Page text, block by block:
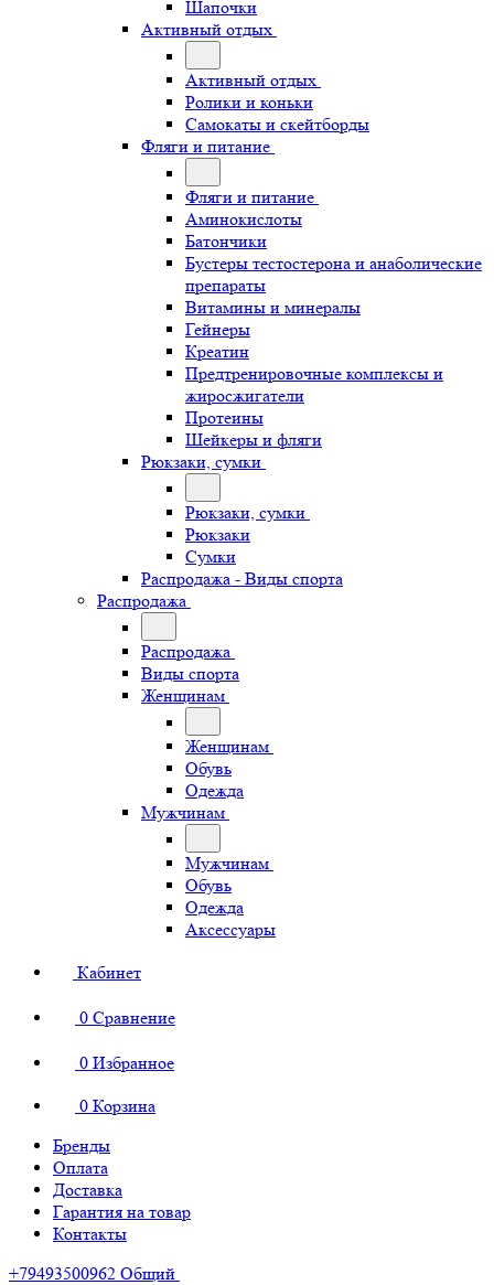
Шапочки
Активный отдых
Активный отдых
Ролики и коньки
Самокаты и скейтборды
Фляги и питание
Фляги и питание
Аминокислоты
Батончики
Бустеры тестостерона и анаболические
препараты
Витамины и минералы
Гейнеры
Креатин
Предтренировочные комплексы и
жиросжигатели
Протеины
Шейкеры и фляги
Рюкзаки, сумки
Рюкзаки, сумки
Рюкзаки
Сумки
Распродажа - Виды спорта
Распродажа
Распродажа
Виды спорта
Женщинам
Женщинам
Обувь
Одежда
Мужчинам
Мужчинам
Обувь
Одежда
Аксессуары
Кабинет
0 Сравнение
0 Избранное
0 Корзина
Бренды
Оплата
Доставка
Гарантия на товар
Контакты
+79493500962 Общий